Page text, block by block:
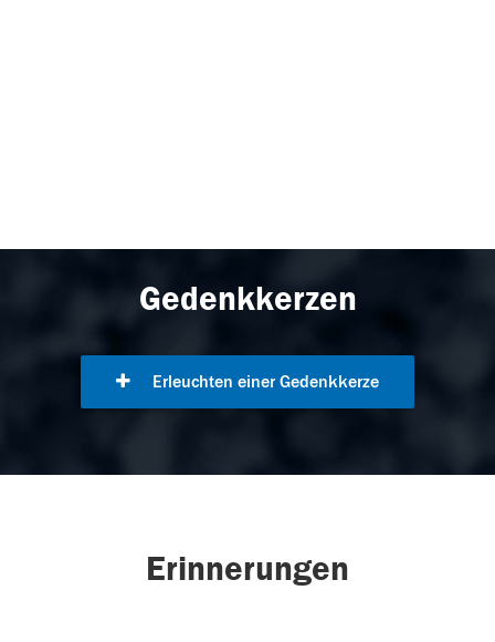
Gedenkkerzen
Erleuchten einer Gedenkkerze
Erinnerungen